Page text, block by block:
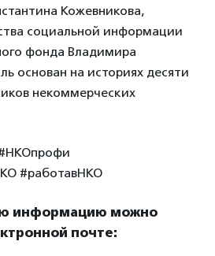
Кожевникова,
социальной информации
фонда Владимира
основан на историях десяти
некоммерческих
#работавНКО
информацию можно
почте: